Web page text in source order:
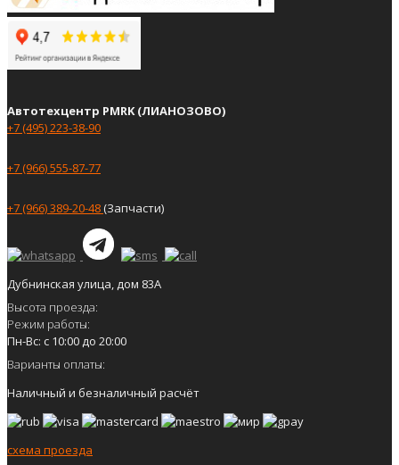
Автотехцентр PMRK (ЛИАНОЗОВО)
+7 (495) 223-38-90
+7 (966) 555-87-77
+7 (966) 389-20-48(Запчасти)
Дубнинская улица, дом 83А
Высота проезда:
Режим работы:
Пн-Вс: с 10:00 до 20:00
Варианты оплаты:
Наличный и безналичный расчёт
схема проезда